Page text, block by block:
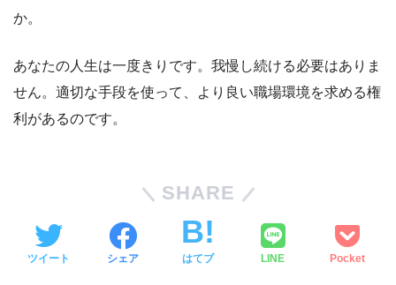
か。
あなたの人生は一度きりです。我慢し続ける必要はありま
せん。適切な手段を使って、より良い職場環境を求める権
利があるのです。
SHARE
ツイート シェア はてブ LINE Pocket